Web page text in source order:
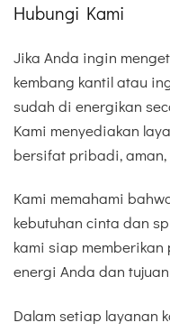
Hubungi Kami
Jika Anda ingin
kembang kantil atau
sudah di energikan
Kami menyediakan
bersifat pribadi,
Kami memahami
kebutuhan cinta dan
kami siap
energi Anda dan
Dalam setiap layanan